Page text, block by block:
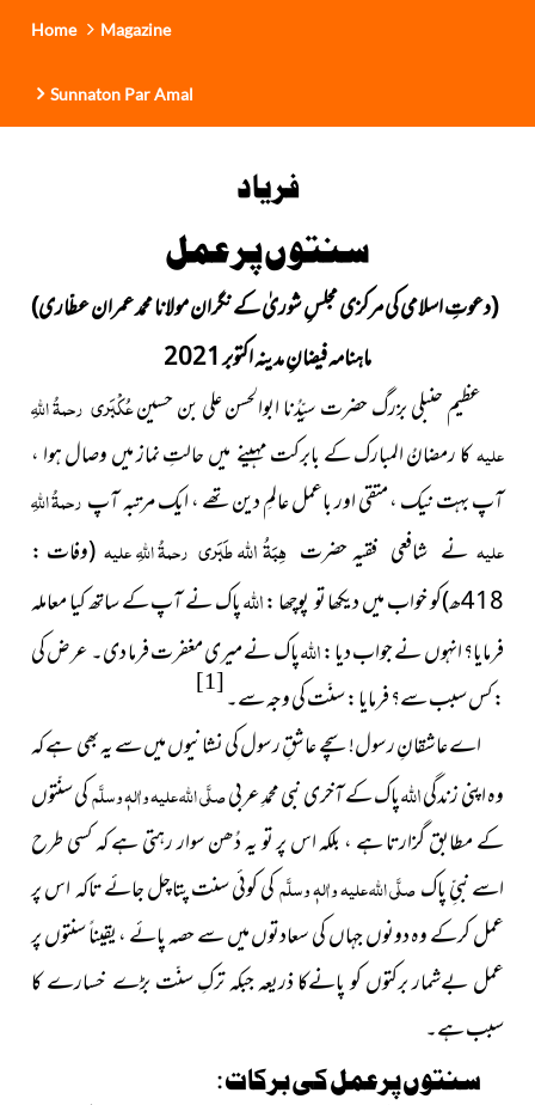
Home Magazine
Sunnaton Par Amal
فریاد
سنتوں پر عمل
(دعوتِ اسلامی کی مرکزی مجلسِ شوریٰ کے نگران مولانا محمد عمران عطّاری)
ماہنامہ فیضانِ مدینہ اکتوبر 2021
عظیم حنبلی بزرگ حضرت سیِّدُنا ابوالحسن علی بن حسینعُکْبَری رحمۃُ اللہِ
علیہکا رمضانُ المبارک کے بابرکت مہینے میں حالتِ نماز میں وصال ہوا ،
آپ بہت نیک ، متقی اور باعمل عالمِ دین تھے ، ایک مرتبہ آپرحمۃُ اللہِ
علیہ نے شافعی فقیہ حضرت ہِبَۃُ اللّٰہ طَبَری رحمۃُ اللہِ علیہ (وفات :
418ھ) کو خواب میں دیکھا تو پوچھا :اللہپاک نے آپ کے ساتھ کیا معاملہ
فرمایا؟ انہوں نے جواب دیا :اللہپاک نے میری مغفرت فرما دی۔ عرض کی
: کس سبب سے؟ فرمایا : سنّت کی وجہ سے۔[1]
اے عاشقانِ رسول! سچے عاشقِ رسول کی نشانیوں میں سے یہ بھی ہے کہ
وہ اپنی زندگیاللہپاک کے آخری نبی محمدِ عربیصلَّی اللہ علیہ واٰلہٖ وسلَّمکی سنّتوں
کے مطابق گزارتا ہے ، بلکہ اس پر تو یہ دُھن سوار رہتی ہے کہ کسی طرح
اسے نبیِّ پاکصلَّی اللہ علیہ واٰلہٖ وسلَّمکی کوئی سنت پتا چل جائے تاکہ اس پر
عمل کرکے وہ دونوں جہاں کی سعادتوں میں سے حصہ پائے ، یقیناً سنتوں پر
عمل بےشمار برکتوں کو پانےکا ذریعہ جبکہ ترکِ سنّت بڑے خسارے کا
سبب ہے۔
سنتوں پرعمل کی برکات :